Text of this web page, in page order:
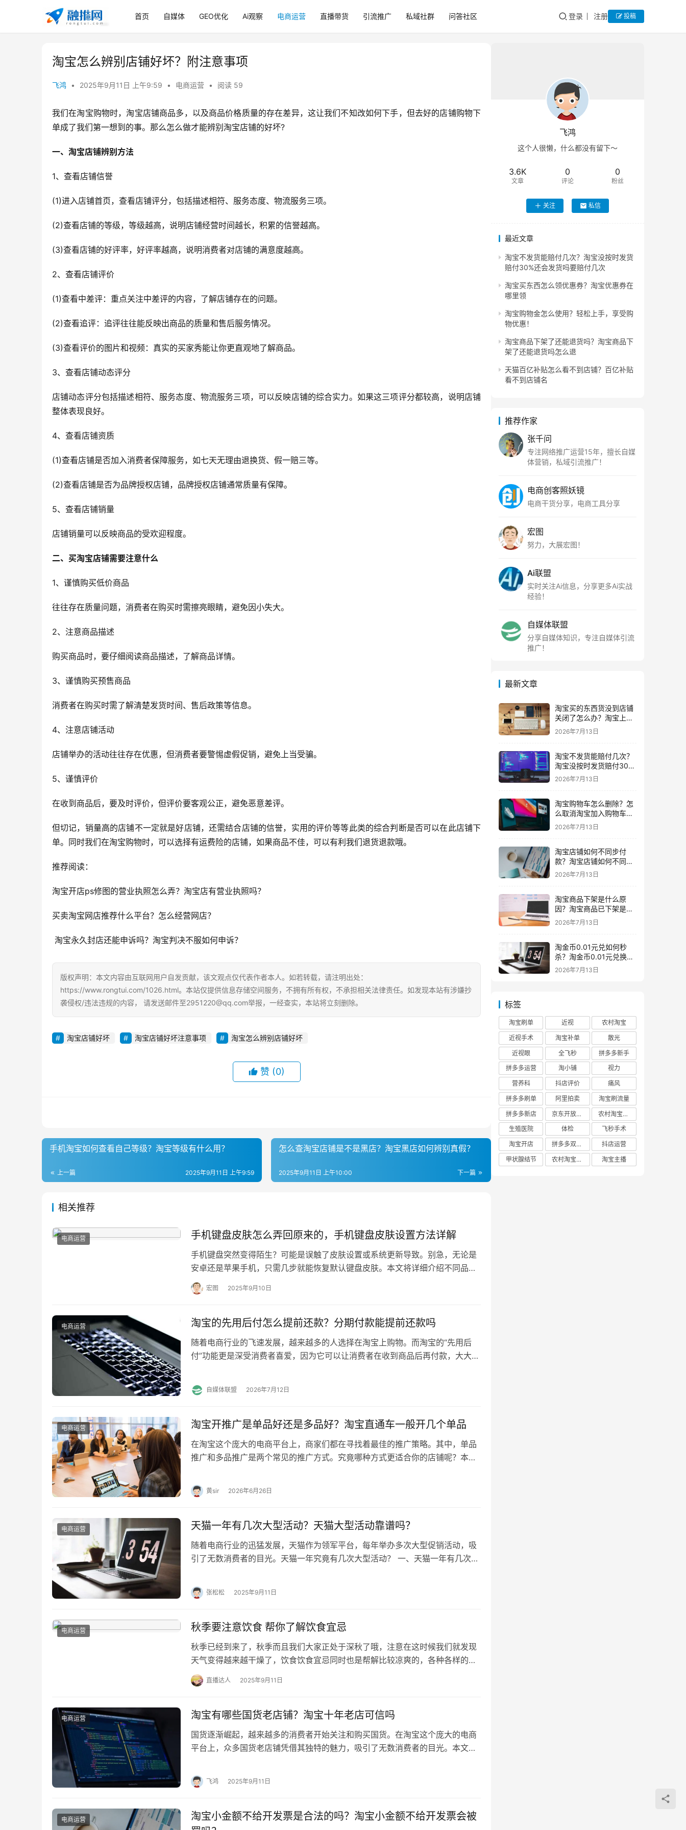
首页 自媒体 GEO优化 Ai观察 电商运营 直播带货 引流推广 私域社群 问答社区 登录 注册 投稿
淘宝怎么辨别店铺好坏？附注意事项
飞鸿 • 2025年9月11日 上午9:59 • 电商运营 • 阅读 59
我们在淘宝购物时，淘宝店铺商品多，以及商品价格质量的存在差异，这让我们不知改如何下手，但去好的店铺购物下
单成了我们第一想到的事。那么怎么做才能辨别淘宝店铺的好坏?
一、淘宝店铺辨别方法
1、查看店铺信誉
(1)进入店铺首页，查看店铺评分，包括描述相符、服务态度、物流服务三项。
(2)查看店铺的等级，等级越高，说明店铺经营时间越长，积累的信誉越高。
(3)查看店铺的好评率，好评率越高，说明消费者对店铺的满意度越高。
2、查看店铺评价
(1)查看中差评：重点关注中差评的内容，了解店铺存在的问题。
(2)查看追评：追评往往能反映出商品的质量和售后服务情况。
(3)查看评价的图片和视频：真实的买家秀能让你更直观地了解商品。
3、查看店铺动态评分
店铺动态评分包括描述相符、服务态度、物流服务三项，可以反映店铺的综合实力。如果这三项评分都较高，说明店铺
整体表现良好。
4、查看店铺资质
(1)查看店铺是否加入消费者保障服务，如七天无理由退换货、假一赔三等。
(2)查看店铺是否为品牌授权店铺，品牌授权店铺通常质量有保障。
5、查看店铺销量
店铺销量可以反映商品的受欢迎程度。
二、买淘宝店铺需要注意什么
1、谨慎购买低价商品
往往存在质量问题，消费者在购买时需擦亮眼睛，避免因小失大。
2、注意商品描述
购买商品时，要仔细阅读商品描述，了解商品详情。
3、谨慎购买预售商品
消费者在购买时需了解清楚发货时间、售后政策等信息。
4、注意店铺活动
店铺举办的活动往往存在优惠，但消费者要警惕虚假促销，避免上当受骗。
5、谨慎评价
在收到商品后，要及时评价，但评价要客观公正，避免恶意差评。
但切记，销量高的店铺不一定就是好店铺，还需结合店铺的信誉，实用的评价等等此类的综合判断是否可以在此店铺下
单。同时我们在淘宝购物时，可以选择有运费险的店铺，如果商品不佳，可以有利我们退货退款哦。
推荐阅读：
淘宝开店ps修图的营业执照怎么弄？淘宝店有营业执照吗？
买卖淘宝网店推荐什么平台？怎么经营网店？
淘宝永久封店还能申诉吗？淘宝判决不服如何申诉？
版权声明：本文内容由互联网用户自发贡献，该文观点仅代表作者本人。如若转载，请注明出处：
https://www.rongtui.com/1026.html。本站仅提供信息存储空间服务，不拥有所有权，不承担相关法律责任。如发现本站有涉嫌抄
袭侵权/违法违规的内容， 请发送邮件至2951220@qq.com举报，一经查实，本站将立刻删除。
淘宝店铺好坏 淘宝店铺好坏注意事项 淘宝怎么辨别店铺好坏
赞 (0)
手机淘宝如何查看自己等级？淘宝等级有什么用？
上一篇 2025年9月11日 上午9:59
怎么查淘宝店铺是不是黑店？淘宝黑店如何辨别真假？
下一篇
2025年9月11日 上午10:00
相关推荐
电商运营 手机键盘皮肤怎么弄回原来的，手机键盘皮肤设置方法详解
手机键盘突然变得陌生？可能是误触了皮肤设置或系统更新导致。别急，无论是
安卓还是苹果手机，只需几步就能恢复默认键盘皮肤。本文将详细介绍不同品牌
和系统的操作步骤，并教你如何避免再次误改…
宏图 2025年9月10日
电商运营 淘宝的先用后付怎么提前还款？分期付款能提前还款吗
随着电商行业的飞速发展，越来越多的人选择在淘宝上购物。而淘宝的“先用后
付”功能更是深受消费者喜爱，因为它可以让消费者在收到商品后再付款，大大降
自媒体联盟 2026年7月12日
电商运营 淘宝开推广是单品好还是多品好？淘宝直通车一般开几个单品
在淘宝这个庞大的电商平台上，商家们都在寻找着最佳的推广策略。其中，单品
推广和多品推广是两个常见的推广方式。究竟哪种方式更适合你的店铺呢？本文
黄sir 2026年6月26日
电商运营 天猫一年有几次大型活动？天猫大型活动靠谱吗？
随着电商行业的迅猛发展，天猫作为领军平台，每年举办多次大型促销活动，吸
引了无数消费者的目光。天猫一年究竟有几次大型活动？ 一、天猫一年有几次大
张松松 2025年9月11日
电商运营 秋季要注意饮食 帮你了解饮食宜忌
秋季已经到来了，秋季而且我们大家正处于深秋了哦，注意在这时候我们就发现
天气变得越来越干燥了，饮食饮食宜忌同时也是帮解比较凉爽的，各种各样的秋
季食物选择是非常多的了，可以很好的注意帮…
直播达人 2025年9月11日
电商运营 淘宝有哪些国货老店铺？淘宝十年老店可信吗
国货逐渐崛起，越来越多的消费者开始关注和购买国货。在淘宝这个庞大的电商
平台上，众多国货老店铺凭借其独特的魅力，吸引了无数消费者的目光。本文将
飞鸿 2025年9月11日
电商运营
淘宝小金额不给开发票是合法的吗？淘宝小金额不给开发票会被
飞鸿
这个人很懒，什么都没有留下～
3.6K
文章
0
评论
0
粉丝
关注 私信
最近文章
淘宝不发货能赔付几次？淘宝没按时发货
赔付30%还会发货吗要赔付几次
淘宝买东西怎么领优惠券？淘宝优惠券在
哪里领
淘宝购物金怎么使用？轻松上手，享受购
物优惠！
淘宝商品下架了还能退货吗？淘宝商品下
架了还能退货吗怎么退
天猫百亿补贴怎么看不到店铺？百亿补贴
看不到店铺名
推荐作家
张千问
专注网络推广运营15年，擅长自媒
体营销，私域引流推广！
电商创客照妖镜
电商干货分享，电商工具分享
宏图
努力，大展宏图！
Ai联盟
实时关注Ai信息，分享更多Ai实战
经验！
自媒体联盟
分享自媒体知识，专注自媒体引流
推广！
最新文章
淘宝买的东西货没到店铺
关闭了怎么办？淘宝上买
东西货没收到店铺关闭了
我可以申请退款吗
2026年7月13日
淘宝不发货能赔付几次？
淘宝没按时发货赔付30%
还会发货吗要赔付几次
2026年7月13日
淘宝购物车怎么删除？怎
么取消淘宝加入购物车的
东西
2026年7月13日
淘宝店铺如何不同步付
款？淘宝店铺如何不同步
闲鱼
2026年7月13日
淘宝商品下架是什么原
因？淘宝商品已下架是什
么意思一般下架是为什么
2026年7月13日
淘金币0.01元兑如何秒
杀？淘金币0.01元兑换在
哪如何兑换
2026年7月13日
标签
淘宝刷单 近视
农村淘宝
近视手术
淘宝补单
散光
近视眼
全飞秒
拼多多新手
拼多多运营
淘小铺
视力
营养科
抖店评价
痛风
拼多多刷单
阿里拍卖
淘宝刷流量
拼多多新店
京东开放平台
农村淘宝快递
生殖医院
体检
飞秒手术
淘宝开店
拼多多双十二
抖店运营
甲状腺结节
农村淘宝店铺 淘宝主播